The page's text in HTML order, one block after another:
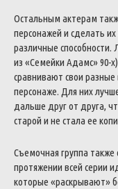
Остальным актерам
персонажей и сделать
различные
из «Семейки Адамс» 90-
сравнивают свои
персонаже. Для них
дальше друг от друга,
старой и не стала ее
Съемочная группа также
протяжении всей серии
которые «раскрывают»